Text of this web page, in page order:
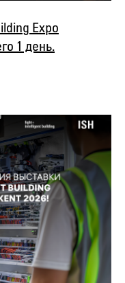
Expo
1 день.